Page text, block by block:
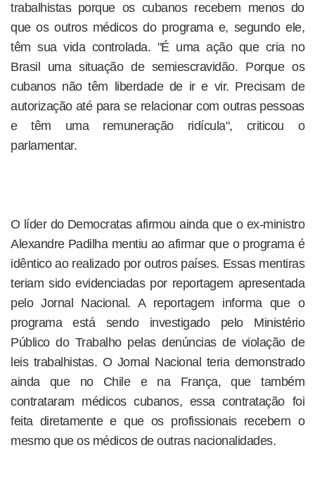
trabalhistas porque os cubanos recebem menos do
que os outros médicos do programa e, segundo ele,
têm sua vida controlada. "É uma ação que cria no
Brasil uma situação de semiescravidão. Porque os
cubanos não têm liberdade de ir e vir. Precisam de
autorização até para se relacionar com outras pessoas
e têm uma remuneração ridícula", criticou o
parlamentar.
O líder do Democratas afirmou ainda que o ex-ministro
Alexandre Padilha mentiu ao afirmar que o programa é
idêntico ao realizado por outros países. Essas mentiras
teriam sido evidenciadas por reportagem apresentada
pelo Jornal Nacional. A reportagem informa que o
programa está sendo investigado pelo Ministério
Público do Trabalho pelas denúncias de violação de
leis trabalhistas. O Jornal Nacional teria demonstrado
ainda que no Chile e na França, que também
contrataram médicos cubanos, essa contratação foi
feita diretamente e que os profissionais recebem o
mesmo que os médicos de outras nacionalidades.